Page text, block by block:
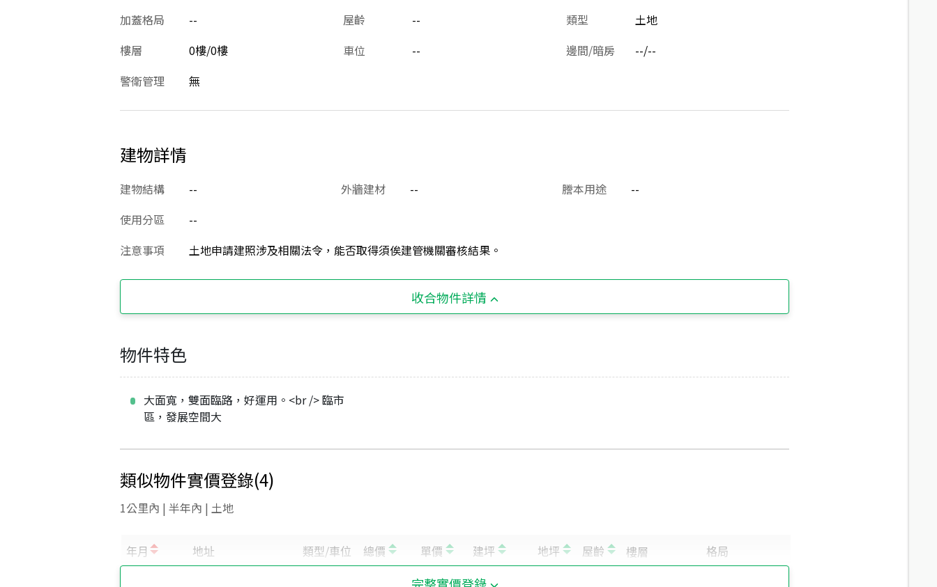
加蓋格局
-- 屋齡 -- 類型
土地
樓層
0樓/0樓 車位 -- 邊間/暗房
--/--
警衛管理
無
建物詳情
建物結構 -- 外牆建材 -- 謄本用途
--
使用分區
--
注意事項
土地申請建照涉及相關法令，能否取得須俟建管機關審核結果。
收合物件詳情
物件特色
大面寬，雙面臨路，好運用。<br /> 臨市
區，發展空間大
類似物件實價登錄(4)
1公里內 | 半年內 | 土地